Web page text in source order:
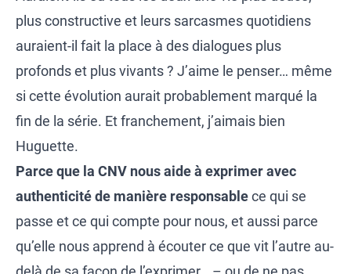
plus constructive et leurs sarcasmes quotidiens
auraient-il fait la place à des dialogues plus
profonds et plus vivants ? J’aime le penser… même
si cette évolution aurait probablement marqué la
fin de la série. Et franchement, j’aimais bien
Huguette.
Parce que la CNV nous aide à exprimer avec
authenticité de manière responsablece qui se
passe et ce qui compte pour nous, et aussi parce
qu’elle nous apprend à écouter ce que vit l’autre au-